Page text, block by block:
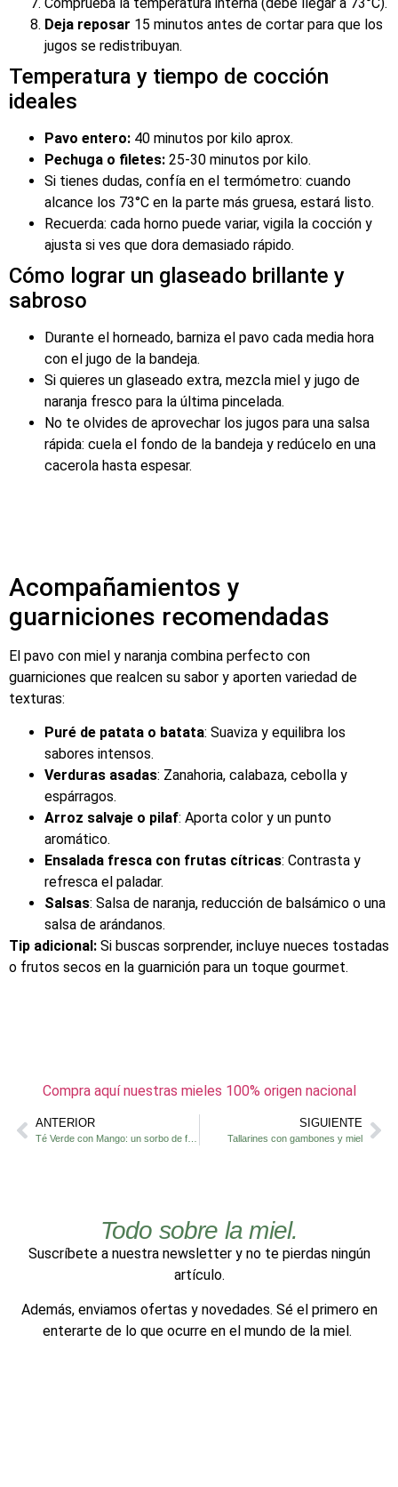
Deja reposar 15 minutos antes de cortar para que los
jugos se redistribuyan.
Temperatura y tiempo de cocción
ideales
Pavo entero: 40 minutos por kilo aprox.
Pechuga o filetes: 25-30 minutos por kilo.
Si tienes dudas, confía en el termómetro: cuando
alcance los 73°C en la parte más gruesa, estará listo.
Recuerda: cada horno puede variar, vigila la cocción y
ajusta si ves que dora demasiado rápido.
Cómo lograr un glaseado brillante y
sabroso
Durante el horneado, barniza el pavo cada media hora
con el jugo de la bandeja.
Si quieres un glaseado extra, mezcla miel y jugo de
naranja fresco para la última pincelada.
No te olvides de aprovechar los jugos para una salsa
rápida: cuela el fondo de la bandeja y redúcelo en una
cacerola hasta espesar.
Acompañamientos y
guarniciones recomendadas
El pavo con miel y naranja combina perfecto con
guarniciones que realcen su sabor y aporten variedad de
texturas:
Puré de patata o batata: Suaviza y equilibra los
sabores intensos.
Verduras asadas: Zanahoria, calabaza, cebolla y
espárragos.
Arroz salvaje o pilaf: Aporta color y un punto
aromático.
Ensalada fresca con frutas cítricas: Contrasta y
refresca el paladar.
Salsas: Salsa de naranja, reducción de balsámico o una
salsa de arándanos.
Tip adicional: Si buscas sorprender, incluye nueces tostadas
o frutos secos en la guarnición para un toque gourmet.
Compra aquí nuestras mieles 100% origen nacional
ANTERIOR SIGUIENTE
Tallarines con gambones y miel
Todo sobre la miel.
Suscríbete a nuestra newsletter y no te pierdas ningún
artículo.
Además, enviamos ofertas y novedades. Sé el primero en
enterarte de lo que ocurre en el mundo de la miel.